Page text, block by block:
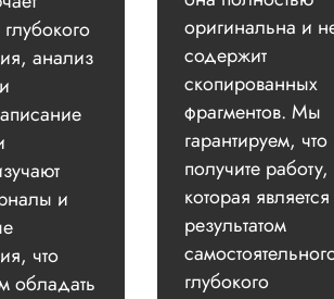
анализ
и
что
обладать
оригинальна и
содержит
скопированных
фрагментов. Мы
гарантируем,
получите работу,
которая является
результатом
глубокого